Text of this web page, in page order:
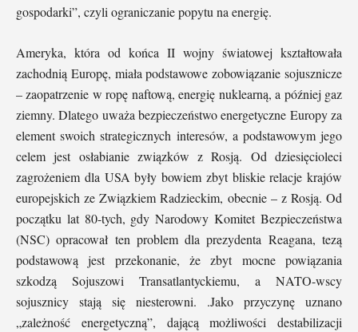
gospodarki”, czyli ograniczanie popytu na energię.
Ameryka, która od końca II wojny światowej kształtowała
zachodnią Europę, miała podstawowe zobowiązanie sojusznicze
– zaopatrzenie w ropę naftową, energię nuklearną, a później gaz
ziemny. Dlatego uważa bezpieczeństwo energetyczne Europy za
element swoich strategicznych interesów, a podstawowym jego
celem jest osłabianie związków z Rosją. Od dziesięcioleci
zagrożeniem dla USA były bowiem zbyt bliskie relacje krajów
europejskich ze Związkiem Radzieckim, obecnie – z Rosją. Od
początku lat 80-tych, gdy Narodowy Komitet Bezpieczeństwa
(NSC) opracował ten problem dla prezydenta Reagana, tezą
podstawową jest przekonanie, że zbyt mocne powiązania
szkodzą Sojuszowi Transatlantyckiemu, a NATO-wscy
sojusznicy stają się niesterowni. .Jako przyczynę uznano
„zależność energetyczną”, dającą możliwości destabilizacji